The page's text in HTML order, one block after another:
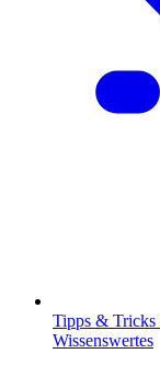
Tipps & Tricks
Wissenswertes